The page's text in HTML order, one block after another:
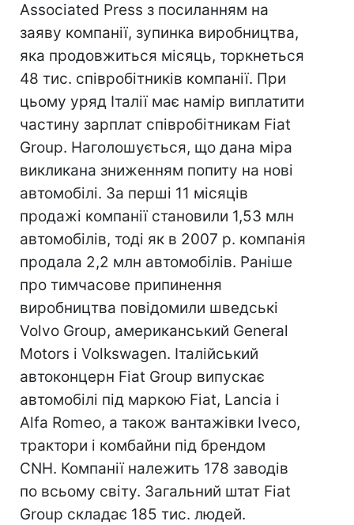
Associated Press з посиланням на
заяву компанії, зупинка виробництва,
яка продовжиться місяць, торкнеться
48 тис. співробітників компанії. При
цьому уряд Італії має намір виплатити
частину зарплат співробітникам Fiat
Group. Наголошується, що дана міра
викликана зниженням попиту на нові
автомобілі. За перші 11 місяців
продажі компанії становили 1,53 млн
автомобілів, тоді як в 2007 р. компанія
продала 2,2 млн автомобілів. Раніше
про тимчасове припинення
виробництва повідомили шведські
Volvo Group, американський General
Motors і Volkswagen. Італійський
автоконцерн Fiat Group випускає
автомобілі під маркою Fiat, Lancia і
Alfa Romeo, а також вантажівки Iveco,
трактори і комбайни під брендом
CNH. Компанії належить 178 заводів
по всьому світу. Загальний штат Fiat
Group складає 185 тис. людей.